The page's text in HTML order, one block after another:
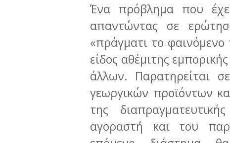
Ένα πρόβλημα που
απαντώντας σε
«πράγματι το
είδος αθέμιτης
άλλων. Παρατηρείται
γεωργικών προϊόντων
της
αγοραστή και του